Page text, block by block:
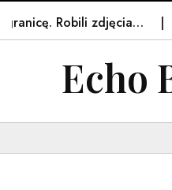
Robili zdjęcia…
Echo